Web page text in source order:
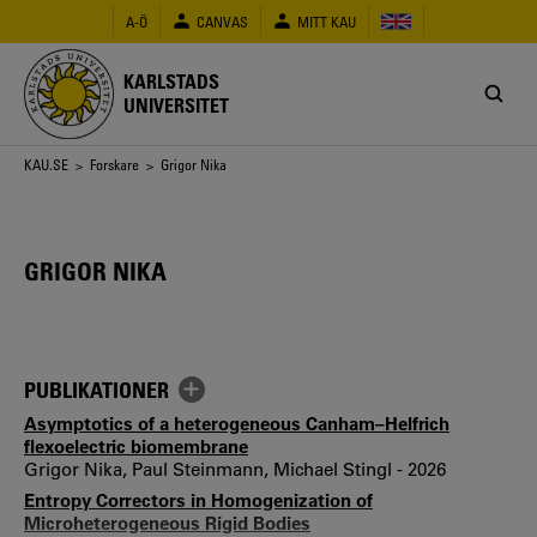
huvudinnehåll
A-Ö CANVAS MITT KAU
KARLSTADS
UNIVERSITET
Länkstig
KAU.SE > Forskare > Grigor Nika
GRIGOR NIKA
PUBLIKATIONER
Asymptotics of a heterogeneous Canham–Helfrich
flexoelectric biomembrane
Grigor Nika, Paul Steinmann, Michael Stingl - 2026
Entropy Correctors in Homogenization of
Microheterogeneous Rigid Bodies